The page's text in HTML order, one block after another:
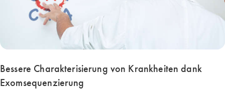
Bessere Charakterisierung von Krankheiten dank
Exomsequenzierung